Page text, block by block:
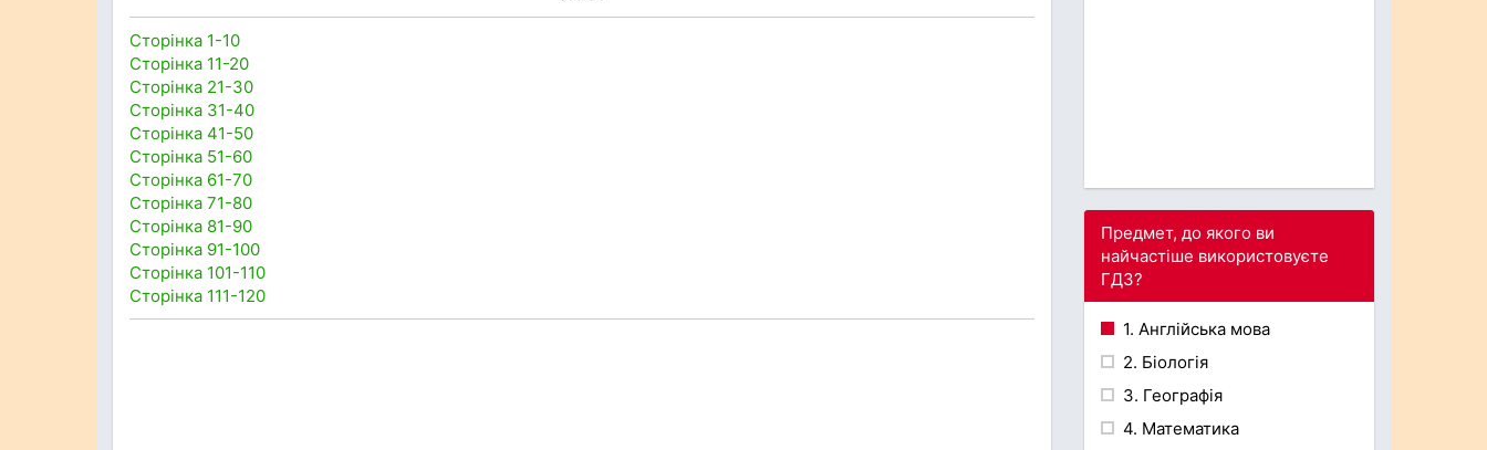
Сторінка 1-10
Сторінка 11-20
Сторінка 21-30
Сторінка 31-40
Сторінка 41-50
Сторінка 51-60
Сторінка 61-70
Сторінка 71-80
Сторінка 81-90
Сторінка 91-100
Сторінка 101-110
Сторінка 111-120
Предмет, до якого ви
найчастіше використовуєте
ГДЗ?
1. Англійська мова
2. Біологія
3. Географія
4. Математика